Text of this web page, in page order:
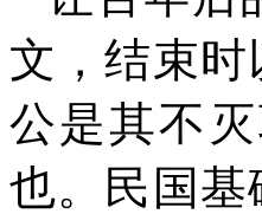
文，结束
公是其不
也。民国